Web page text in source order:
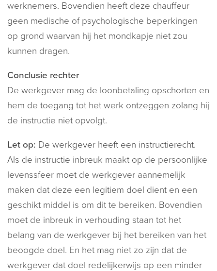
werknemers. Bovendien heeft deze chauffeur
geen medische of psychologische beperkingen
op grond waarvan hij het mondkapje niet zou
kunnen dragen.
Conclusie rechter
De werkgever mag de loonbetaling opschorten en
hem de toegang tot het werk ontzeggen zolang hij
de instructie niet opvolgt.
Let op: De werkgever heeft een instructierecht.
Als de instructie inbreuk maakt op de persoonlijke
levenssfeer moet de werkgever aannemelijk
maken dat deze een legitiem doel dient en een
geschikt middel is om dit te bereiken. Bovendien
moet de inbreuk in verhouding staan tot het
belang van de werkgever bij het bereiken van het
beoogde doel. En het mag niet zo zijn dat de
werkgever dat doel redelijkerwijs op een minder